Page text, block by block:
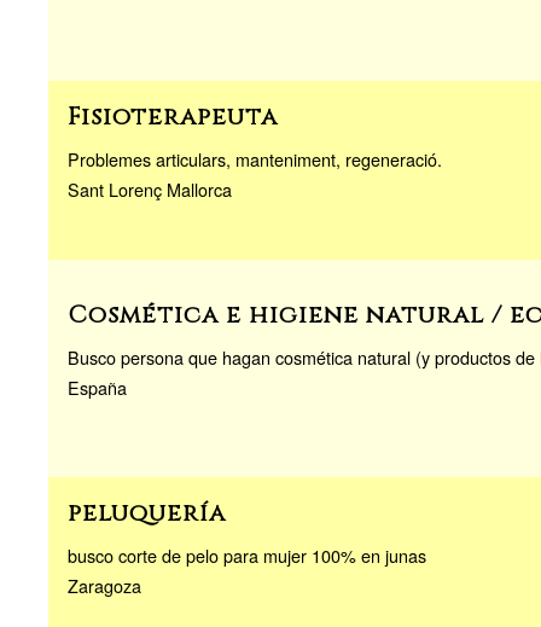
Fisioterapeuta
Problemes articulars, manteniment, regeneració.
Sant Lorenç Mallorca
Cosmética e higiene natural /
Busco persona que hagan cosmética natural (y productos
España
peluquería
busco corte de pelo para mujer 100% en junas
Zaragoza